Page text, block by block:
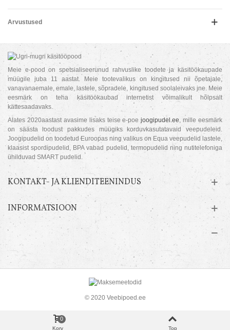
Arvustused
Meie e-pood on spetsialiseerunud rahvuslike toodete ja käsitöökaupade
müügile juba 11 aastat. Meie tootevalikus on kingitused nii õpetajale,
vanavanaemale, emale, lastele, sõpradele, kingitused soolaleivaks jne. Meie
eesmärk on teha käsitöökaubad internetist võimalikult hõlpsalt
kättesaadavaks.
Alates 2020aastast avasime lisaks teise e-poejoogipudel.ee, mille eesmärk
on säästa loodust pakkudes müügiks korduvkasutatavaid veepudeleid.
Joogipudelid on toodetud Euroopas ning valikus on Equa veepudelid lastele,
klaasist spordipudelid, BPA vabad pudelid, termopudelid ning nutitelefoniga
ühilduvad SMART pudelid.
KONTAKT- JA KLIENDITEENINDUS
INFORMATSIOON
© 2020 Veebipoed.ee
Korv
0
Top